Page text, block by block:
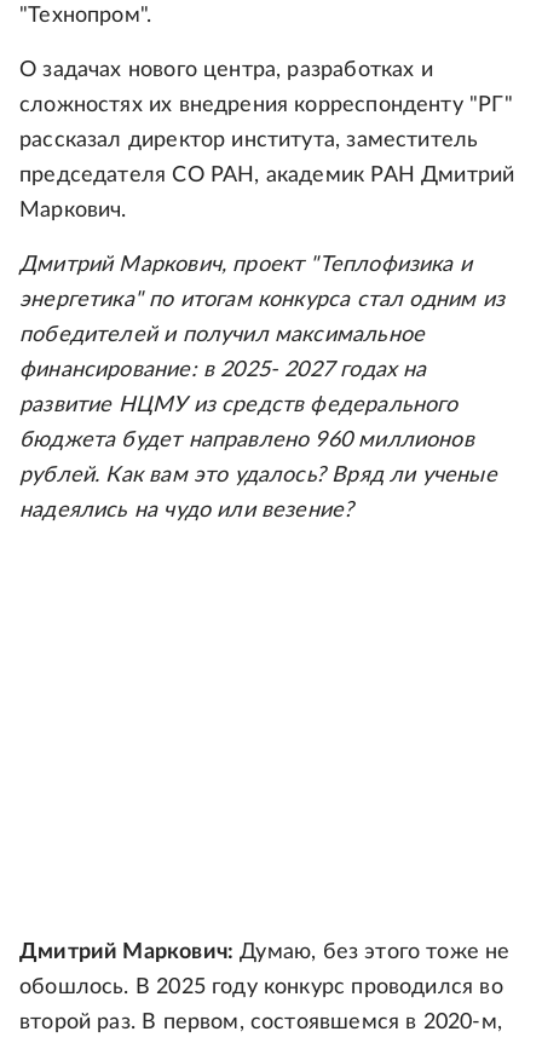
"Технопром".
О задачах нового центра, разработках и
сложностях их внедрения корреспонденту "РГ"
рассказал директор института, заместитель
председателя СО РАН, академик РАН Дмитрий
Маркович.
Дмитрий Маркович, проект "Теплофизика и
энергетика" по итогам конкурса стал одним из
победителей и получил максимальное
финансирование: в 2025- 2027 годах на
развитие НЦМУ из средств федерального
бюджета будет направлено 960 миллионов
рублей. Как вам это удалось? Вряд ли ученые
надеялись на чудо или везение?
Дмитрий Маркович: Думаю, без этого тоже не
обошлось. В 2025 году конкурс проводился во
второй раз. В первом, состоявшемся в 2020-м,